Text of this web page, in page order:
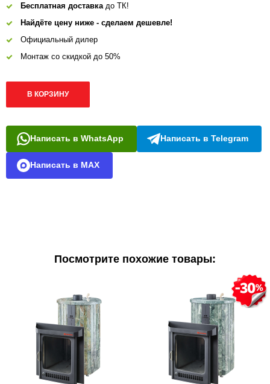
Бесплатная доставка до ТК!
Найдёте цену ниже - сделаем дешевле!
Официальный дилер
Монтаж со скидкой до 50%
В КОРЗИНУ
Написать в WhatsApp Написать в Telegram
Написать в MAX
Посмотрите похожие товары: